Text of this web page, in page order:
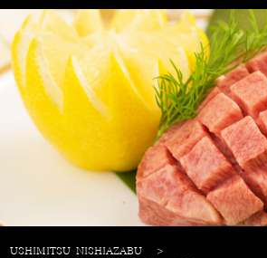
USHIMITSU NISHIAZABU
>